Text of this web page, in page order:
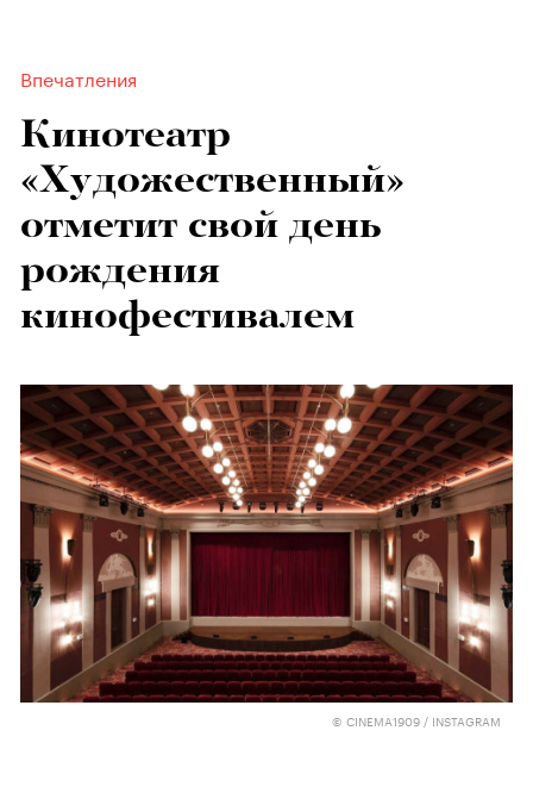
Впечатления
Кинотеатр
«Художественный»
отметит свой день
рождения
кинофестивалем
© CINEMA1909 / INSTAGRAM